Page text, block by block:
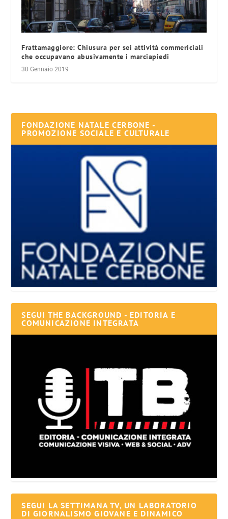
Frattamaggiore: Chiusura per sei attività commericiali
che occupavano abusivamente i marciapiedi
30 Gennaio 2019
FONDAZIONE NATALE CERBONE -
PROMOZIONE SOCIALE E CULTURALE
SEGUI THE BACKGROUND - EDITORIA E
COMUNICAZIONE INTEGRATA
SEGUI LA SETTIMANA TV, UN LABORATORIO
DI GIORNALISMO GIOVANE E DINAMICO